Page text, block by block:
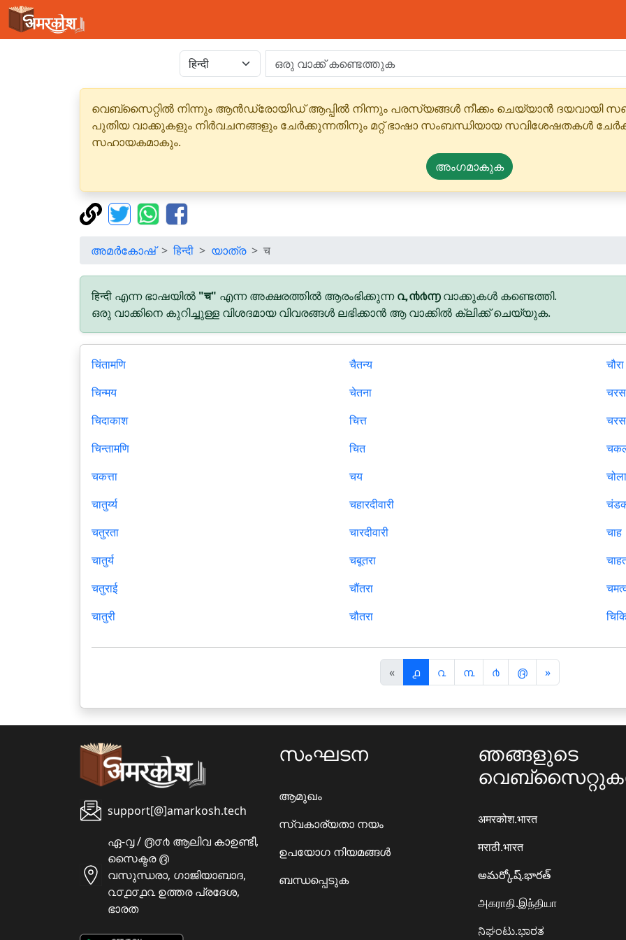
വെബ്‌സൈറ്റിൽ നിന്നും ആൻഡ്രോയിഡ് ആപ്പിൽ നിന്നും പരസ്യങ്ങൾ നീക്കം ചെയ്യാൻ
പുതിയ വാക്കുകളും നിർവചനങ്ങളും ചേർക്കുന്നതിനും മറ്റ് ഭാഷാ സംബന്ധിയായ സവിശേഷതകൾ
സഹായകമാകും.
അംഗമാകുക
അമർകോഷ് हिन्दी യാത്ര च
हिन्दी എന്ന ഭാഷയിൽ "च" എന്ന അക്ഷരത്തിൽ ആരംഭിക്കുന്ന൨,൯൪൬വാക്കുകൾ കണ്ടെത്തി.
ഒരു വാക്കിനെ കുറിച്ചുള്ള വിശദമായ വിവരങ്ങൾ ലഭിക്കാൻ ആ വാക്കിൽ ക്ലിക്ക് ചെയ്യുക.
चिंतामणि
चिन्मय
चिदाकाश
चिन्तामणि
चकत्ता
चातुर्य्य
चतुरता
चातुर्य
चतुराई
चातुरी
चैतन्य
चेतना
चित्त
चित
चय
चहारदीवारी
चारदीवारी
चबूतरा
चौंतरा
चौतरा
चौरा
चरस
चोला
चाह
«पि
छ
ला
൧ ൨ ൩ ൪ ൫ »अ
ग
ला
support[@]amarkosh.tech
ഏ-൮ / ൫൦൪ ആലിവ കാഉണ്ടീ,
സൈക്ടര ൫
വസുന്ധരാ, ഗാജിയാബാദ,
൨൦൧൦൧൨ ഉത്തര പ്രദേശ,
ഭാരത
സംഘടന
ആമുഖം
സ്വകാര്യതാ നയം
ഉപയോഗ നിയമങ്ങൾ
ബന്ധപ്പെടുക
ഞങ്ങളുടെ
अमरकोश.भारत
मराठी.भारत
అమర్కోష్.భారత్
அகராதி.இந்தியா
ನಿಘಂಟು.ಭಾರತ